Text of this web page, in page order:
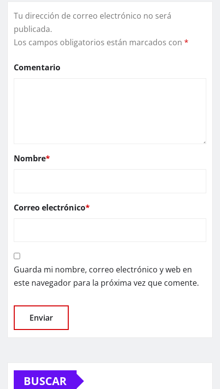
Tu dirección de correo electrónico no será
publicada.
Los campos obligatorios están marcados con *
Comentario
Nombre*
Correo electrónico*
Guarda mi nombre, correo electrónico y web en
este navegador para la próxima vez que comente.
BUSCAR